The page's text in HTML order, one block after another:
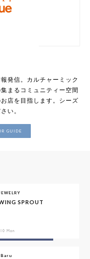
発信。カルチャーミック
まるコミュニティー空間
店を目指します。シーズ
い。
GUIDE
SPROUT
Mon
Baru